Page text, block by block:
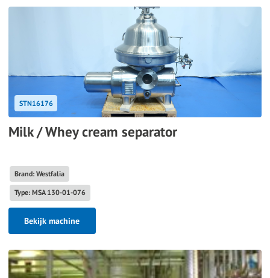
STN16176
Milk / Whey cream separator
Brand: Westfalia
Type: MSA 130-01-076
Bekijk machine